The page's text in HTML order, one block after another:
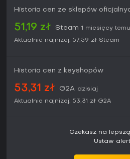
pełnej premierze. Ci, co czekają na
satysfakcjonującą pętlę dla
Historia cen ze sklepów
51,19 zł Steam 1 miesięcy temu
Aktualnie najniżej: 57,59 zł Steam
Historia cen z keyshopów
53,31 zł G2A dzisiaj
Aktualnie najniżej: 53,31 zł G2A
Czekasz na
Ustaw